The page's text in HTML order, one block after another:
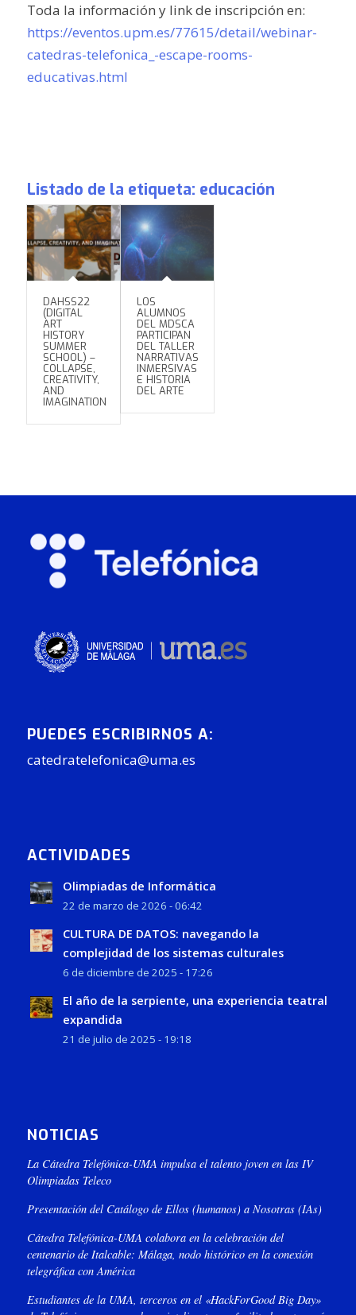
Toda la información y link de inscripción en:
https://eventos.upm.es/77615/detail/webinar-
catedras-telefonica_-escape-rooms-
educativas.html
Listado de la etiqueta: educación
DAHSS22
(DIGITAL
ART
HISTORY
SUMMER
SCHOOL) –
COLLAPSE,
CREATIVITY,
AND
IMAGINATION
LOS
ALUMNOS
DEL MDSCA
PARTICIPAN
DEL TALLER
NARRATIVAS
INMERSIVAS
E HISTORIA
DEL ARTE
PUEDES ESCRIBIRNOS A:
catedratelefonica@uma.es
ACTIVIDADES
Olimpiadas de Informática
22 de marzo de 2026 - 06:42
CULTURA DE DATOS: navegando la
complejidad de los sistemas culturales
6 de diciembre de 2025 - 17:26
El año de la serpiente, una experiencia teatral
expandida
21 de julio de 2025 - 19:18
NOTICIAS
La Cátedra Telefónica-UMA impulsa el talento joven en las IV
Olimpiadas Teleco
Presentación del Catálogo de Ellos (humanos) a Nosotras (IAs)
Cátedra Telefónica-UMA colabora en la celebración del
centenario de Italcable: Málaga, nodo histórico en la conexión
telegráfica con América
Estudiantes de la UMA, terceros en el «HackForGood Big Day»